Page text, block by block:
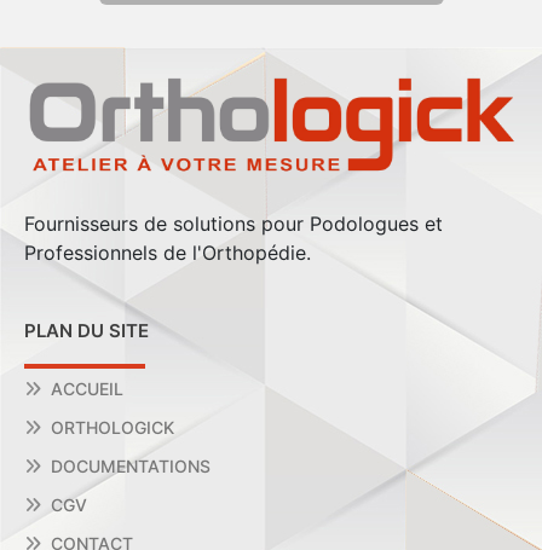
Fournisseurs de solutions pour Podologues et
Professionnels de l'Orthopédie.
PLAN DU SITE
ACCUEIL
ORTHOLOGICK
DOCUMENTATIONS
CGV
CONTACT